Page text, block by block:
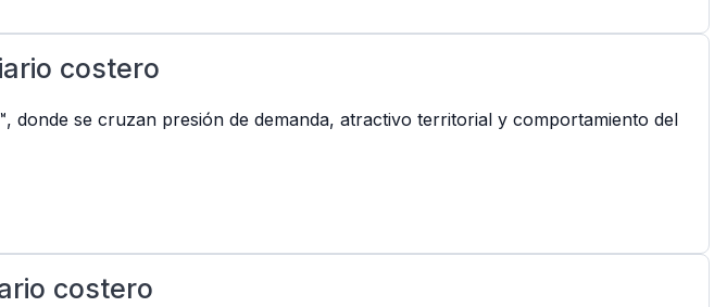
costero
donde se cruzan presión de demanda, atractivo territorial y comportamiento del
costero